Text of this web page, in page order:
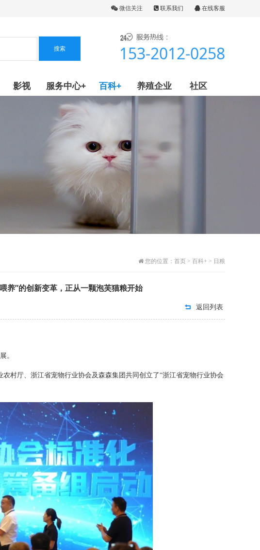
微信关注 联系我们 在线客服
153-2012-0258
影视 服务中心+ 百科+ 养殖企业 社区
您的位置： 首页 > 百科+ > 日粮
养”的创新变革，正从一颗泡芙猫粮开始
返回列表
。
村厅、浙江省宠物行业协会及森森集团共同创立了“浙江省宠物行业协会